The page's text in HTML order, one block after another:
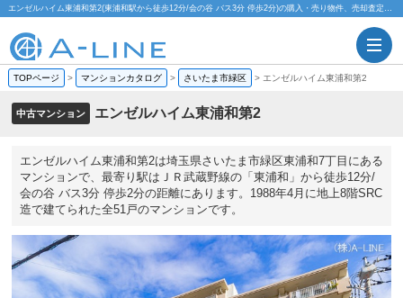
エンゼルハイム東浦和第2(東浦和駅から徒歩12分/会の谷 バス3分 停歩2分)の購入・売り物件、売却査定・相場・売却価格マンション情報｜株式会社A-LINE
TOPページ > マンションカタログ > さいたま市緑区 > エンゼルハイム東浦和第2
中古マンション エンゼルハイム東浦和第2
エンゼルハイム東浦和第2は埼玉県さいたま市緑区東浦和7丁目にある
マンションで、最寄り駅はＪＲ武蔵野線の「東浦和」から徒歩12分/
会の谷 バス3分 停歩2分の距離にあります。1988年4月に地上8階SRC
造で建てられた全51戸のマンションです。